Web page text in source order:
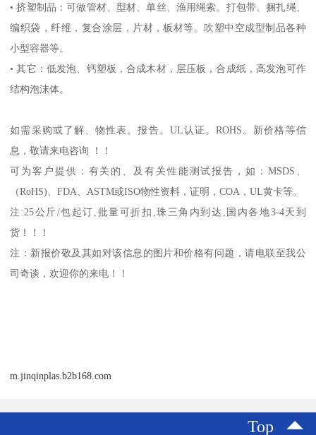
•挤塑制品：可做管材、型材、单丝、渔用绳索。打包带、捆扎绳、
编织袋，纤维，复合涂层，片材，板材等。吹塑中空成型制品各种
小型容器等。
•其它：低发泡、钙塑板，合成木材，层压板，合成纸，高发泡可作
结构泡沫体。
如需采购或了解、物性表。报告。 UL认证。ROHS 。新价格等信
息，敬请来电咨询 ！！
可为客户提供：有关的、及有关性能测试报告，如： MSDS
（RoHS) 、FDA ASTM或ISO物性资料，证明，COA ，UL黄卡等。
注 :25公斤/包起订 批量可折扣 珠三角内到达 国内各地3-4天到
货！！！
注：新报价敬及其如对该信息的图片和价格有问题，请电联至我公
司奇谈，欢迎你的来电！！
m.jinqinplas.b2b168.com
Top